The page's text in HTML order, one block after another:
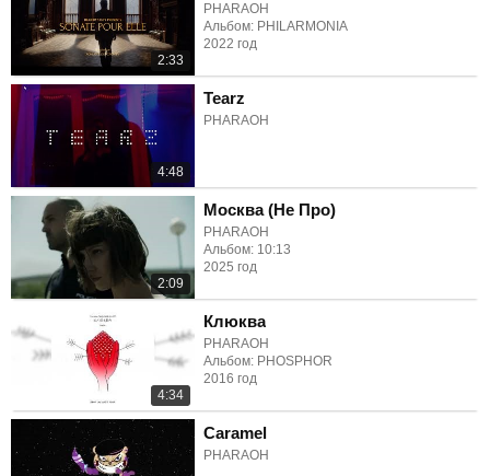
2:33
PHARAOH
Альбом: PHILARMONIA
2022 год
4:48
Tearz
PHARAOH
2:09
Москва (Не Про)
PHARAOH
Альбом: 10:13
2025 год
4:34
Клюква
PHARAOH
Альбом: PHOSPHOR
2016 год
Caramel
PHARAOH